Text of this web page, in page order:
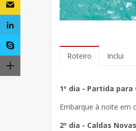
Roteiro Inclui
1º dia - Partida para
Embarque à noite em
2º dia - Caldas Novas